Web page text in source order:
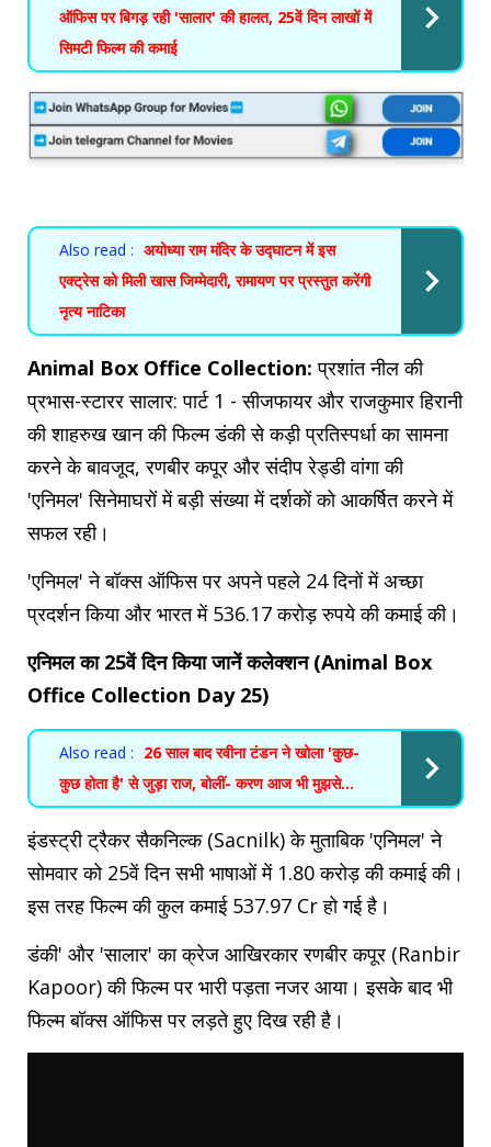
ऑफिस पर बिगड़ रही 'सालार' की हालत, 25वें दिन लाखों में
सिमटी फिल्म की कमाई
Also read : अयोध्या राम मंदिर के उद्घाटन में इस
एक्ट्रेस को मिली खास जिम्मेदारी, रामायण पर प्रस्तुत करेंगी
नृत्य नाटिका
Animal Box Office Collection: प्रशांत नील की
प्रभास-स्टारर सालार: पार्ट 1 - सीजफायर और राजकुमार हिरानी
की शाहरुख खान की फिल्म डंकी से कड़ी प्रतिस्पर्धा का सामना
करने के बावजूद, रणबीर कपूर और संदीप रेड्डी वांगा की
'एनिमल' सिनेमाघरों में बड़ी संख्या में दर्शकों को आकर्षित करने में
सफल रही।
'एनिमल' ने बॉक्स ऑफिस पर अपने पहले 24 दिनों में अच्छा
प्रदर्शन किया और भारत में 536.17 करोड़ रुपये की कमाई की।
एनिमल का 25वें दिन किया जानें कलेक्शन (Animal Box
Office Collection Day 25)
Also read : 26 साल बाद रवीना टंडन ने खोला 'कुछ-
कुछ होता है' से जुड़ा राज, बोलीं- करण आज भी मुझसे...
इंडस्ट्री ट्रैकर सैकनिल्क (Sacnilk) के मुताबिक 'एनिमल' ने
सोमवार को 25वें दिन सभी भाषाओं में 1.80 करोड़ की कमाई की।
इस तरह फिल्म की कुल कमाई 537.97 Cr हो गई है।
डंकी' और 'सालार' का क्रेज आखिरकार रणबीर कपूर (Ranbir
Kapoor) की फिल्म पर भारी पड़ता नजर आया। इसके बाद भी
फिल्म बॉक्स ऑफिस पर लड़ते हुए दिख रही है।